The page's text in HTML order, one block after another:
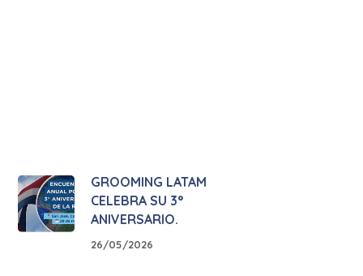
GROOMING LATAM
CELEBRA SU 3°
ANIVERSARIO.
26/05/2026